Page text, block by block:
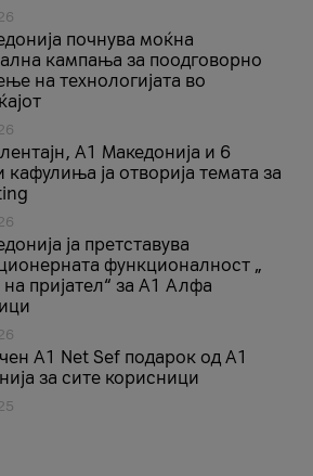
почнува моќна
кампања за поодговорно
на технологијата во
A1 Македонија и 6
кафулиња ја отворија темата за
ја претставува
функционалност „
пријател“ за А1 Алфа
A1 Net Sеf подарок од А1
за сите корисници